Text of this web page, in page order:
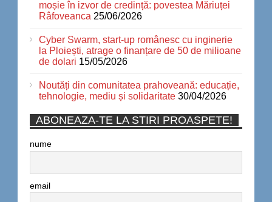
moșie în izvor de credință: povestea Măriuței
Râfoveanca 25/06/2026
Cyber Swarm, start-up românesc cu inginerie
la Ploiești, atrage o finanțare de 50 de milioane
de dolari 15/05/2026
Noutăți din comunitatea prahoveană: educație,
tehnologie, mediu și solidaritate 30/04/2026
ABONEAZA-TE LA STIRI PROASPETE!
nume
email